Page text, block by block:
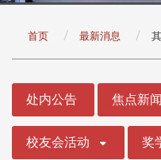
首页 最新消息
处内公告 焦点新闻
校友会活动 奖